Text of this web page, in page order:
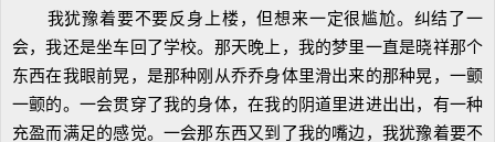
我犹豫着要不要反身上楼，但想来一定很尴尬。纠结了一
会，我还是坐车回了学校。那天晚上，我的梦里一直是晓祥那个
东西在我眼前晃，是那种刚从乔乔身体里滑出来的那种晃，一颤
一颤的。一会贯穿了我的身体，在我的阴道里进进出出，有一种
充盈而满足的感觉。一会那东西又到了我的嘴边，我犹豫着要不